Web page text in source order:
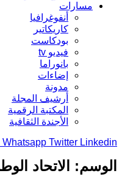
مسارات
أنفوغرافيا
كاريكاتير
بودكاست
فيديو tv
بانوراما
إضاءات
مدونة
أرشيف المجلة
المكتبة الرقمية
الأجندة الثقافية
Whatsapp Twitter Linkedin
الوسم:
الاتحاد